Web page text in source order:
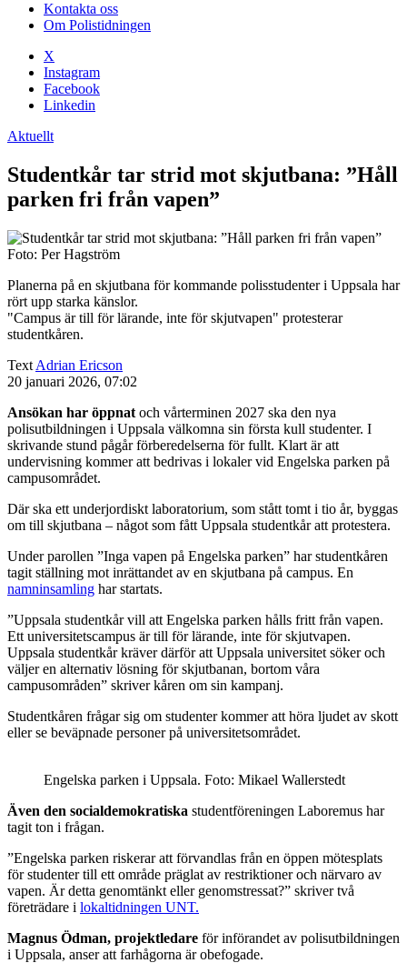
Kontakta oss
Om Polistidningen
X
Instagram
Facebook
Linkedin
Aktuellt
Studentkår tar strid mot skjutbana: ”Håll
parken fri från vapen”
Foto: Per Hagström
Planerna på en skjutbana för kommande polisstudenter i Uppsala har
rört upp starka känslor.
"Campus är till för lärande, inte för skjutvapen" protesterar
studentkåren.
Text Adrian Ericson
20 januari 2026, 07:02
Ansökan har öppnat och vårterminen 2027 ska den nya
polisutbildningen i Uppsala välkomna sin första kull studenter. I
skrivande stund pågår förberedelserna för fullt. Klart är att
undervisning kommer att bedrivas i lokaler vid Engelska parken på
campusområdet.
Där ska ett underjordiskt laboratorium, som stått tomt i tio år, byggas
om till skjutbana – något som fått Uppsala studentkår att protestera.
Under parollen ”Inga vapen på Engelska parken” har studentkåren
tagit ställning mot inrättandet av en skjutbana på campus. En
namninsamling har startats.
”Uppsala studentkår vill att Engelska parken hålls fritt från vapen.
Ett universitetscampus är till för lärande, inte för skjutvapen.
Uppsala studentkår kräver därför att Uppsala universitet söker och
väljer en alternativ lösning för skjutbanan, bortom våra
campusområden” skriver kåren om sin kampanj.
Studentkåren frågar sig om studenter kommer att höra ljudet av skott
eller se beväpnade personer på universitetsområdet.
Engelska parken i Uppsala. Foto: Mikael Wallerstedt
Även den socialdemokratiska studentföreningen Laboremus har
tagit ton i frågan.
”Engelska parken riskerar att förvandlas från en öppen mötesplats
för studenter till ett område präglat av restriktioner och närvaro av
vapen. Är detta genomtänkt eller genomstressat?” skriver två
företrädare i lokaltidningen UNT.
Magnus Ödman, projektledare för införandet av polisutbildningen
i Uppsala, anser att farhågorna är obefogade.